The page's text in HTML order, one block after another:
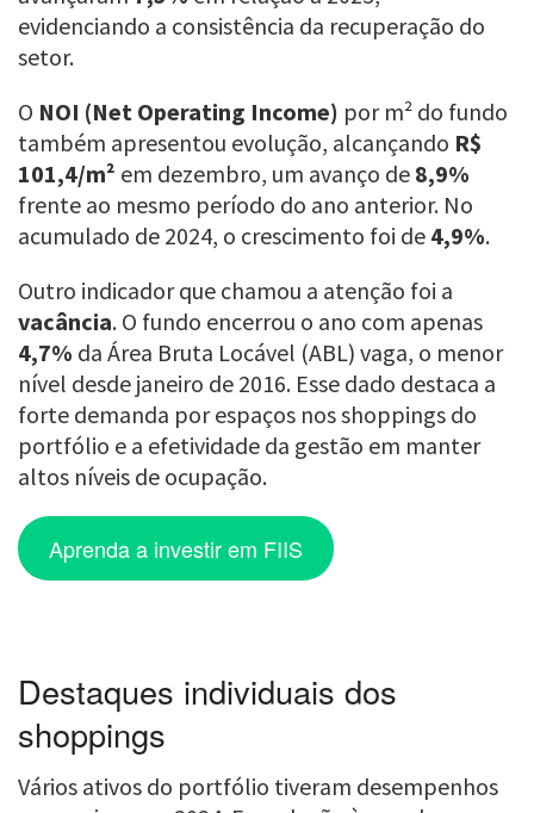
evidenciando a consistência da recuperação do
setor.
O NOI (Net Operating Income) por m² do fundo
também apresentou evolução, alcançando R$
101,4/m² em dezembro, um avanço de 8,9%
frente ao mesmo período do ano anterior. No
acumulado de 2024, o crescimento foi de 4,9%.
Outro indicador que chamou a atenção foi a
vacância. O fundo encerrou o ano com apenas
4,7% da Área Bruta Locável (ABL) vaga, o menor
nível desde janeiro de 2016. Esse dado destaca a
forte demanda por espaços nos shoppings do
portfólio e a efetividade da gestão em manter
altos níveis de ocupação.
Aprenda a investir em FIIS
Destaques individuais dos
shoppings
Vários ativos do portfólio tiveram desempenhos